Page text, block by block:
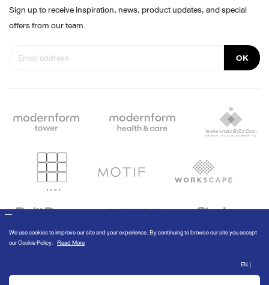
Sign up to receive inspiration, news, product updates, and special
offers from our team.
OK